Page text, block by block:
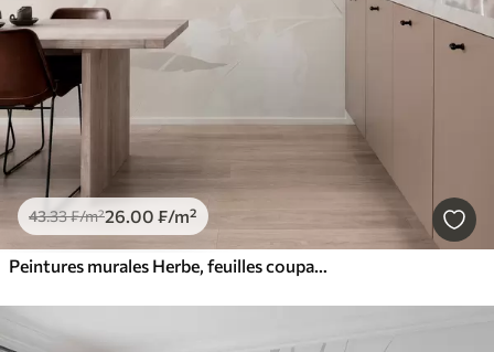
43.33₣/m²26.00 ₣/m²
Peintures murales Herbe, feuilles coupantes